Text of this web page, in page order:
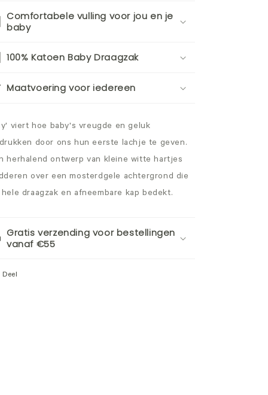
Comfortabele vulling voor jou en je
baby
100% Katoen Baby Draagzak
Maatvoering voor iedereen
viert hoe baby's vreugde en geluk
door ons hun eerste lachje te geven.
herhalend ontwerp van kleine witte hartjes
over een mosterdgele achtergrond die
draagzak en afneembare kap bedekt.
Gratis verzending voor bestellingen
vanaf €55
Deel